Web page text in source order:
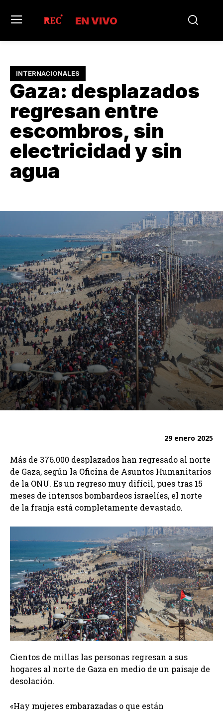
EN VIVO
INTERNACIONALES
Gaza: desplazados
regresan entre
escombros, sin
electricidad y sin
agua
29 enero 2025
Más de 376.000 desplazados han regresado al norte
de Gaza, según la Oficina de Asuntos Humanitarios
de la ONU. Es un regreso muy difícil, pues tras 15
meses de intensos bombardeos israelíes, el norte
de la franja está completamente devastado.
Cientos de millas las personas regresan a sus
hogares al norte de Gaza en medio de un paisaje de
desolación.
«Hay mujeres embarazadas o que están